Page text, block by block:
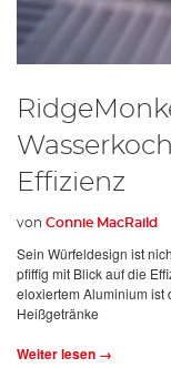
Effizienz
von Connie MacRaild
Sein Würfeldesign ist
pfiffig mit Blick auf die
eloxiertem Aluminium ist
Heißgetränke
Weiter lesen →